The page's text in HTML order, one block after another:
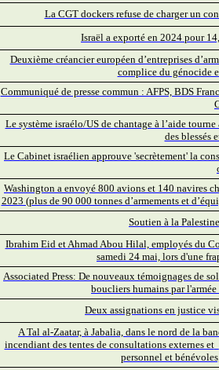
La CGT dockers refuse de charger un
Israël a exporté en 2024 pour
Deuxième créancier européen d’entreprises
complice du génocide
Communiqué de presse commun : AFPS, BDS
Le système israélo/US de chantage à l’aide
des blessés
Le Cabinet israélien approuve 'secrètement' la
Washington a envoyé 800 avions et 140 navires
2023 (plus de 90 000 tonnes d’armements et
Soutien à la
Ibrahim Eid et Ahmad Abou Hilal, employés du
samedi 24 mai, lors d'une
Associated Press: De nouveaux témoignages de
boucliers humains par
Deux assignations en justice
A Tal al-Zaatar, à Jabalia, dans le nord de la
incendiant des tentes de consultations externes et
personnel et